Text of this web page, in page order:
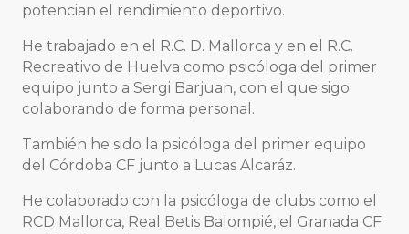
potencian el rendimiento deportivo.
He trabajado en el R.C. D. Mallorca y en el R.C.
Recreativo de Huelva como psicóloga del primer
equipo junto a Sergi Barjuan, con el que sigo
colaborando de forma personal.
También he sido la psicóloga del primer equipo
del Córdoba CF junto a Lucas Alcaráz.
He colaborado con la psicóloga de clubs como el
RCD Mallorca, Real Betis Balompié, el Granada CF